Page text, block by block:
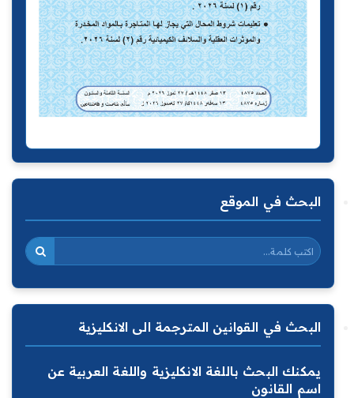
البحث في الموقع
البحث في القوانين المترجمة الى الانكليزية
يمكنك البحث باللغة الانكليزية واللغة العربية عن
اسم القانون